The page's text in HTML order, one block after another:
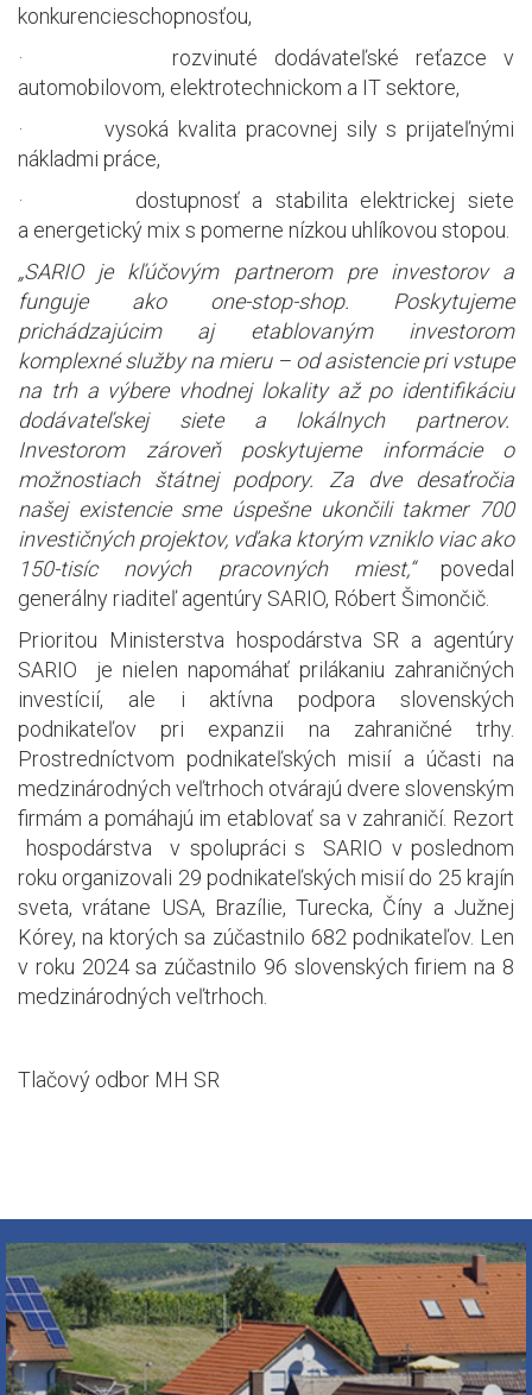
konkurencieschopnosťou,
· rozvinuté dodávateľské reťazce v
automobilovom, elektrotechnickom a IT sektore,
·vysoká kvalita pracovnej sily s prijateľnými
nákladmi práce,
· dostupnosť a stabilita elektrickej siete
a energetický mix s pomerne nízkou uhlíkovou stopou.
„SARIO je kľúčovým partnerom pre investorov a
funguje ako one-stop-shop. Poskytujeme
prichádzajúcim aj etablovaným investorom
komplexné služby na mieru – od asistencie pri vstupe
na trh a výbere vhodnej lokality až po identifikáciu
dodávateľskej siete a lokálnych partnerov.
Investorom zároveň poskytujeme informácie o
možnostiach štátnej podpory. Za dve desaťročia
našej existencie sme úspešne ukončili takmer 700
investičných projektov, vďaka ktorým vzniklo viac ako
150-tisíc nových pracovných miest,“povedal
generálny riaditeľ agentúry SARIO, Róbert Šimončič.
Prioritou Ministerstva hospodárstva SR a agentúry
SARIO je nielen napomáhať prilákaniu zahraničných
investícií, ale i aktívna podpora slovenských
podnikateľov pri expanzii na zahraničné trhy.
Prostredníctvom podnikateľských misií a účasti na
medzinárodných veľtrhoch otvárajú dvere slovenským
firmám a pomáhajú im etablovať sa v zahraničí. Rezort
hospodárstva v spolupráci s SARIO v poslednom
roku organizovali 29 podnikateľských misií do 25 krajín
sveta, vrátane USA, Brazílie, Turecka, Číny a Južnej
Kórey, na ktorých sa zúčastnilo 682 podnikateľov. Len
v roku 2024 sa zúčastnilo 96 slovenských firiem na 8
medzinárodných veľtrhoch.
Tlačový odbor MH SR